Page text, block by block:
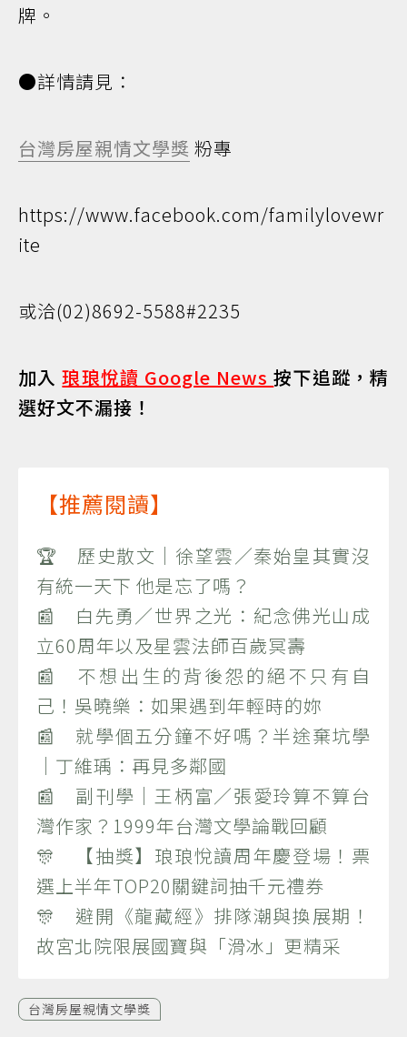
牌。
●詳情請見：
台灣房屋親情文學獎 粉專
https://www.facebook.com/familylovewr
ite
或洽(02)8692-5588#2235
加入琅琅悅讀 Google News按下追蹤，精
選好文不漏接！
【推薦閱讀】
🏆 歷史散文｜徐望雲／秦始皇其實沒
有統一天下 他是忘了嗎？
📰 白先勇／世界之光：紀念佛光山成
立60周年以及星雲法師百歲冥壽
📰 不想出生的背後怨的絕不只有自
己！吳曉樂：如果遇到年輕時的妳
📰 就學個五分鐘不好嗎？半途棄坑學
｜丁維瑀：再見多鄰國
📰 副刊學｜王柄富／張愛玲算不算台
灣作家？1999年台灣文學論戰回顧
🎊 【抽獎】琅琅悅讀周年慶登場！票
選上半年TOP20關鍵詞抽千元禮券
🎊 避開《龍藏經》排隊潮與換展期！
故宮北院限展國寶與「滑冰」更精采
台灣房屋親情文學獎